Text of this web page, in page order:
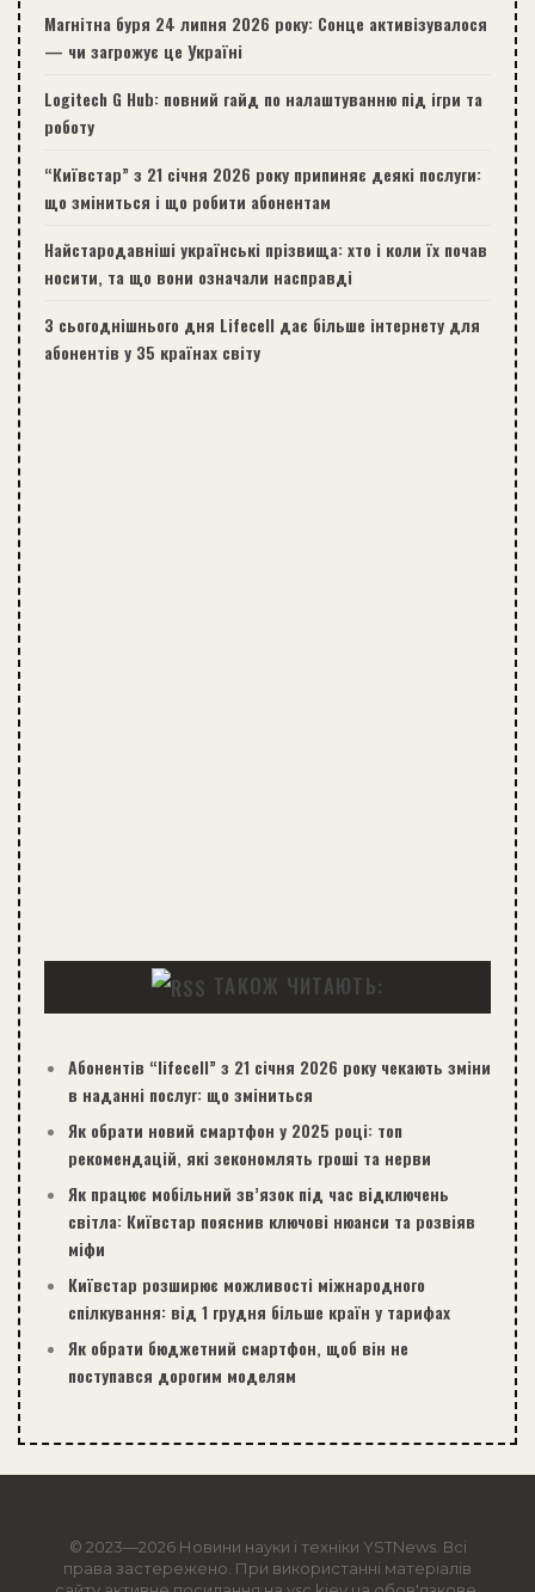
Магнітна буря 24 липня 2026 року: Сонце активізувалося
— чи загрожує це Україні
Logitech G Hub: повний гайд по налаштуванню під ігри та
роботу
“Київстар” з 21 січня 2026 року припиняє деякі послуги:
що зміниться і що робити абонентам
Найстародавніші українські прізвища: хто і коли їх почав
носити, та що вони означали насправді
З сьогоднішнього дня Lifecell дає більше інтернету для
абонентів у 35 країнах світу
ТАКОЖ ЧИТАЮТЬ:
Абонентів “lifecell” з 21 січня 2026 року чекають зміни
в наданні послуг: що зміниться
Як обрати новий смартфон у 2025 році: топ
рекомендацій, які зекономлять гроші та нерви
Як працює мобільний зв’язок під час відключень
світла: Київстар пояснив ключові нюанси та розвіяв
міфи
Київстар розширює можливості міжнародного
спілкування: від 1 грудня більше країн у тарифах
Як обрати бюджетний смартфон, щоб він не
поступався дорогим моделям
© 2023—2026 Новини науки і техніки YSTNews. Всі
права застережено. При використанні матеріалів